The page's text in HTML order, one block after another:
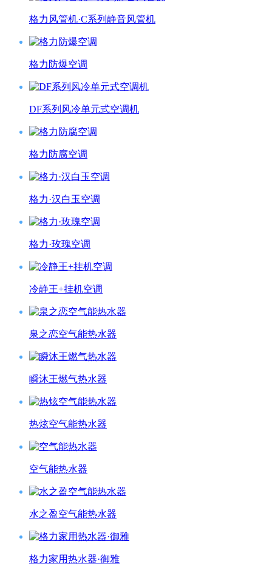
格力风管机·C系列静音风管机
格力防爆空调
DF系列风冷单元式空调机
格力防腐空调
格力·汉白玉空调
格力·玫瑰空调
冷静王+挂机空调
泉之恋空气能热水器
瞬沐王燃气热水器
热炫空气能热水器
空气能热水器
水之盈空气能热水器
格力家用热水器·御雅